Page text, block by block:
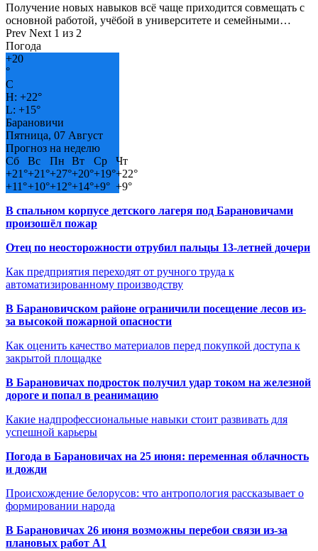
Получение новых навыков всё чаще приходится совмещать с
основной работой, учёбой в университете и семейными…
Prev Next 1 из 2
Погода
+20
°
C
H: +22°
L: +15°
Барановичи
Пятница, 07 Август
Прогноз на неделю
Сб
Вс Пн Вт Ср
Чт
+21°+21°+27°+20°+19°+22°
+11°+10°+12°+14°+9° +9°
В спальном корпусе детского лагеря под Барановичами
произошёл пожар
Отец по неосторожности отрубил пальцы 13-летней дочери
Как предприятия переходят от ручного труда к
автоматизированному производству
В Барановичском районе ограничили посещение лесов из-
за высокой пожарной опасности
Как оценить качество материалов перед покупкой доступа к
закрытой площадке
В Барановичах подросток получил удар током на железной
дороге и попал в реанимацию
Какие надпрофессиональные навыки стоит развивать для
успешной карьеры
Погода в Барановичах на 25 июня: переменная облачность
и дожди
Происхождение белорусов: что антропология рассказывает о
формировании народа
В Барановичах 26 июня возможны перебои связи из-за
плановых работ A1